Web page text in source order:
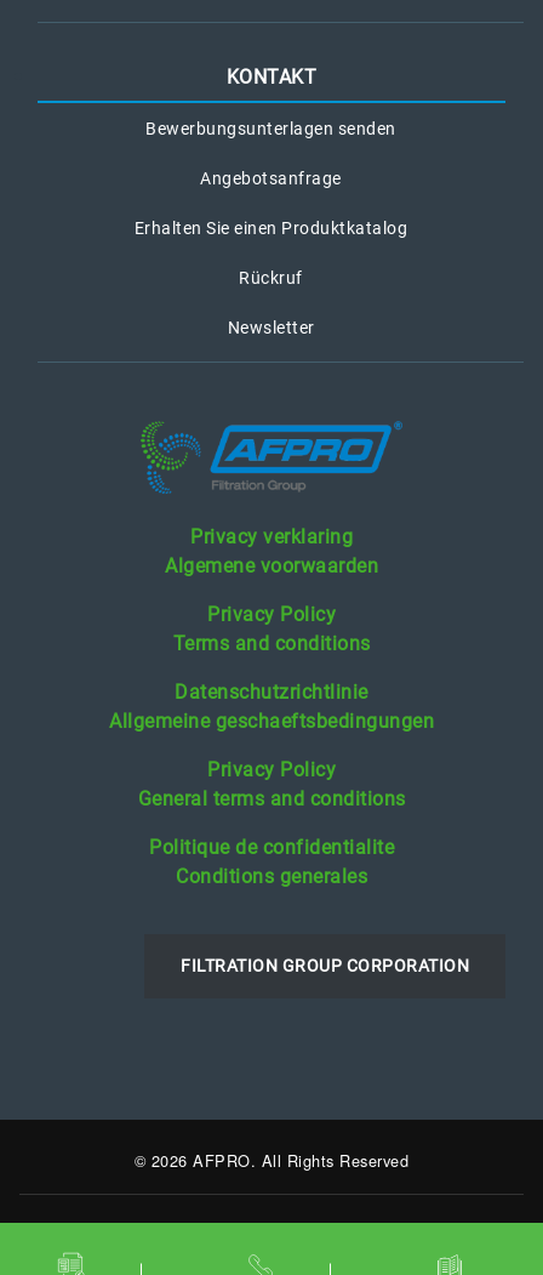
KONTAKT
Bewerbungsunterlagen senden
Angebotsanfrage
Erhalten Sie einen Produktkatalog
Rückruf
Newsletter
Privacy verklaring
Algemene voorwaarden
Privacy Policy
Terms and conditions
Datenschutzrichtlinie
Allgemeine geschaeftsbedingungen
Privacy Policy
General terms and conditions
Politique de confidentialite
Conditions generales
FILTRATION GROUP CORPORATION
© 2026 AFPRO. All Rights Reserved